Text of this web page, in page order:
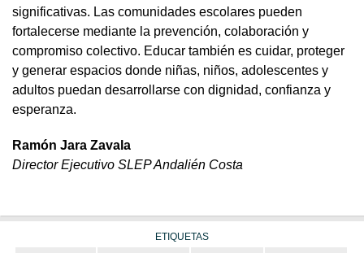
significativas. Las comunidades escolares pueden
fortalecerse mediante la prevención, colaboración y
compromiso colectivo. Educar también es cuidar, proteger
y generar espacios donde niñas, niños, adolescentes y
adultos puedan desarrollarse con dignidad, confianza y
esperanza.
Ramón Jara Zavala
Director Ejecutivo SLEP Andalién Costa
ETIQUETAS